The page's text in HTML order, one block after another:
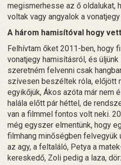
megismerhesse az ő oldalukat,
voltak vagy angyalok a
A három hamisítóval hogy
Felhívtam őket 2011-ben, hogy
vonatjegy hamisításról, és
szeretném felvenni csak
szívesen beszéltek róla, előjött
egyikőjük, Ákos azóta már nem
halála előtt pár héttel, de
van a filmmel fontos volt neki.
még egyszer elmentünk, hogy
filmhang minőségben felvegyük
az agy, a feltaláló, Petya a
kereskedő, Zoli pedig a laza,